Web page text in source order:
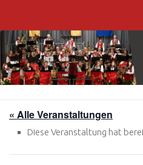
« Alle Veranstaltungen
Diese Veranstaltung hat